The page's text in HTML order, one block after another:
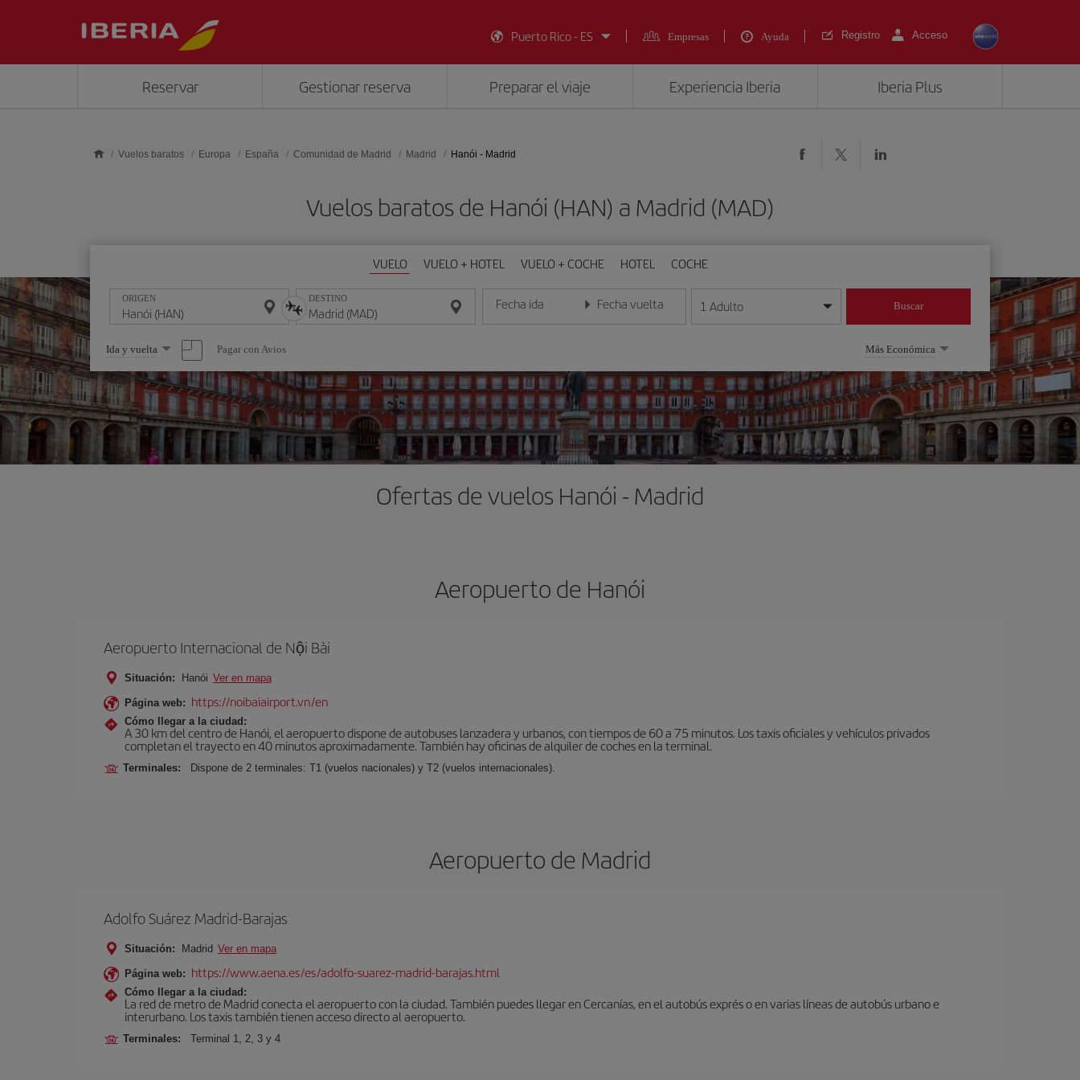
Puerto Rico - ES
Empresas Ayuda Registro Acceso
Reservar Gestionar reserva Preparar el viaje Experiencia Iberia Iberia Plus
Vuelos baratos Europa España Comunidad de Madrid Madrid Hanói - Madrid
Vuelos baratos de Hanói (HAN) a Madrid (MAD)
VUELO VUELO + HOTEL VUELO + COCHE HOTEL COCHE
ORIGEN DESTINO Fecha ida
Introduce la fecha en formato día/mes/año
Fecha vuelta
Introduce la fecha en formato día/mes/año
1 Adulto Buscar
Seleccione
una
opción
Ida y vuelta Pagar con Avios Más Económica
Ofertas de vuelos Hanói - Madrid
Aeropuerto de Hanói
Aeropuerto Internacional de Nội Bài
Situación: Hanói Ver en mapa
Página web: https://noibaiairport.vn/en
Cómo llegar a la ciudad:
A 30 km del centro de Hanói, el aeropuerto dispone de autobuses lanzadera y urbanos, con tiempos de 60 a 75 minutos. Los taxis oficiales y vehículos privados
completan el trayecto en 40 minutos aproximadamente. También hay oficinas de alquiler de coches en la terminal.
Terminales: Dispone de 2 terminales: T1 (vuelos nacionales) y T2 (vuelos internacionales).
Aeropuerto de Madrid
Adolfo Suárez Madrid-Barajas
Situación: Madrid Ver en mapa
Página web: https://www.aena.es/es/adolfo-suarez-madrid-barajas.html
Cómo llegar a la ciudad:
La red de metro de Madrid conecta el aeropuerto con la ciudad. También puedes llegar en Cercanías, en el autobús exprés o en varias líneas de autobús urbano e
interurbano. Los taxis también tienen acceso directo al aeropuerto.
Terminales: Terminal 1, 2, 3 y 4